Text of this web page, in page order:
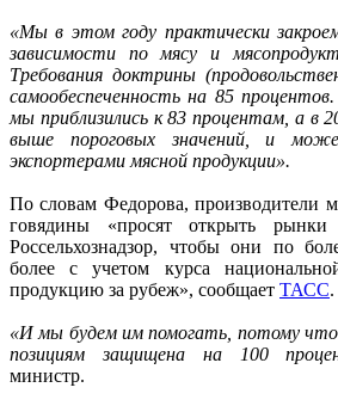
«Мы в этом году практически
зависимости по мясу и
Требования доктрины
самообеспеченность на 85
мы приблизились к 83 процентам, а в
выше пороговых значений, и
экспортерами мясной продукции».
По словам Федорова, производители
говядины «просят открыть рынки
Россельхознадзор, чтобы они по
более с учетом курса
продукцию за рубеж», сообщает ТАСС.
«И мы будем им помогать, потому
позициям защищена на 100
министр.